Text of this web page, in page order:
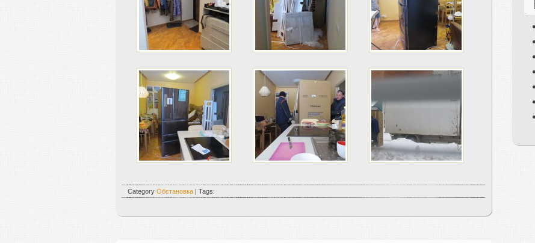
Category Обстановка | Tags: